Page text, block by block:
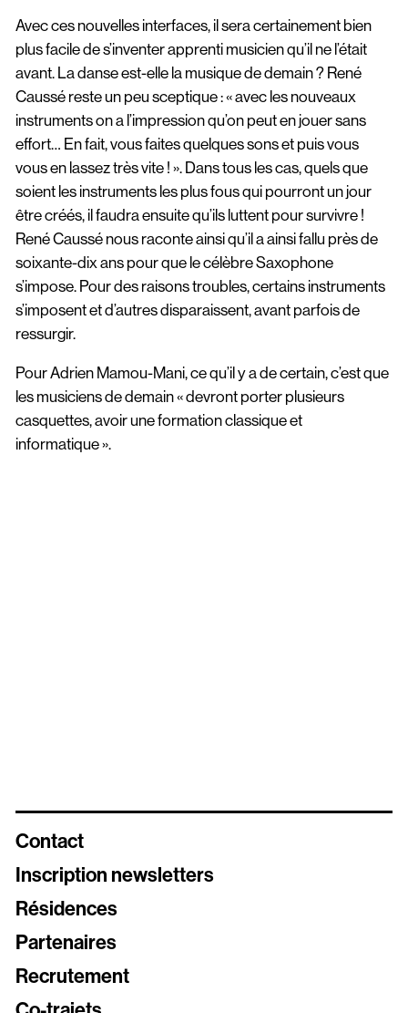
Avec ces nouvelles interfaces, il sera certainement bien
plus facile de s’inventer apprenti musicien qu’il ne l’était
avant. La danse est-elle la musique de demain ? René
Caussé reste un peu sceptique : « avec les nouveaux
instruments on a l’impression qu’on peut en jouer sans
effort… En fait, vous faites quelques sons et puis vous
vous en lassez très vite ! ». Dans tous les cas, quels que
soient les instruments les plus fous qui pourront un jour
être créés, il faudra ensuite qu’ils luttent pour survivre !
René Caussé nous raconte ainsi qu’il a ainsi fallu près de
soixante-dix ans pour que le célèbre Saxophone
s’impose. Pour des raisons troubles, certains instruments
s’imposent et d’autres disparaissent, avant parfois de
ressurgir.
Pour Adrien Mamou-Mani, ce qu’il y a de certain, c’est que
les musiciens de demain « devront porter plusieurs
casquettes, avoir une formation classique et
informatique ».
Contact
Inscription newsletters
Résidences
Partenaires
Recrutement
Newsletters
Inscrivez vous aux différentes newsletters de Stereolux
Carte Stereolux